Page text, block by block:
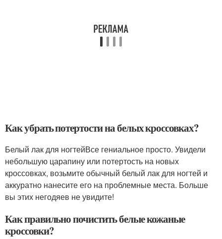
Как убрать потертости на белых кроссовках?
Белый лак для ногтейВсе гениальное просто. Увидели
небольшую царапину или потертость на новых
кроссовках, возьмите обычный белый лак для ногтей и
аккуратно нанесите его на проблемные места. Больше
вы этих негодяев не увидите!
Как правильно почистить белые кожаные
кроссовки?